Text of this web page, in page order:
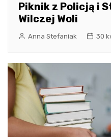
Piknik z Policją i
Wilczej Woli
Anna Stefaniak 30